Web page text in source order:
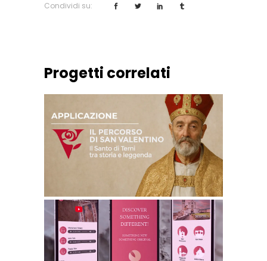
Condividi su:
Progetti correlati